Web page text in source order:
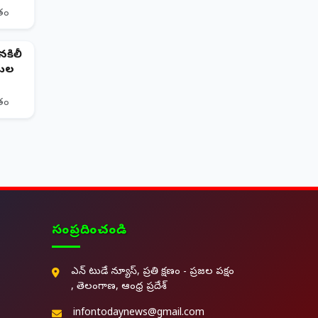
సంప్రదించండి
ఎన్ టుడే న్యూస్, ప్రతి క్షణం - ప్రజల పక్షం
, తెలంగాణ, ఆంధ్ర ప్రదేశ్
infontodaynews@gmail.com